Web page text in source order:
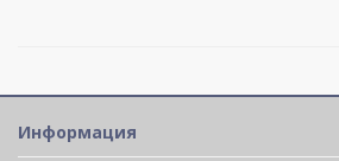
Информация